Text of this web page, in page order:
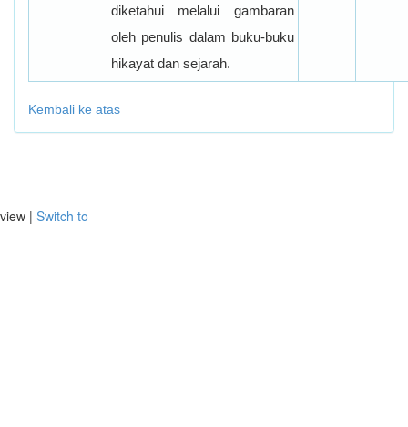
diketahui melalui gambaran
oleh penulis dalam buku-buku
hikayat dan sejarah.
Kembali ke atas
view | Switch to